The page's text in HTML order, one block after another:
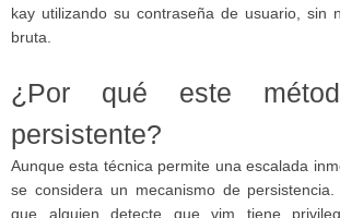
kay utilizando su contraseña de usuario, sin
bruta.
¿Por qué este
persistente?
Aunque esta técnica permite una escalada
se considera un mecanismo de
que alguien detecte que vim tiene